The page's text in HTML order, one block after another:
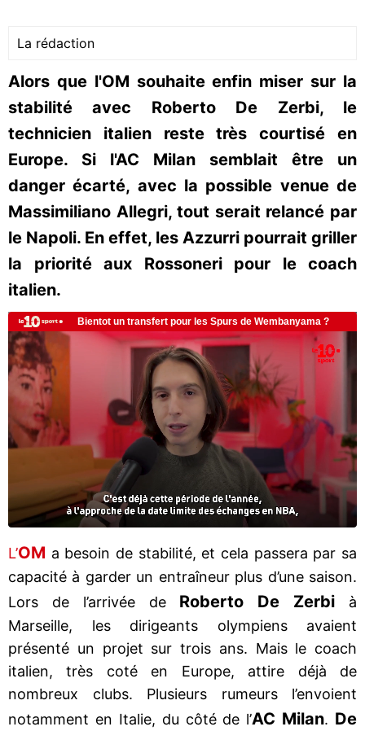
La rédaction
Alors que l'OM souhaite enfin miser sur la
stabilité avec Roberto De Zerbi, le
technicien italien reste très courtisé en
Europe. Si l'AC Milan semblait être un
danger écarté, avec la possible venue de
Massimiliano Allegri, tout serait relancé par
le Napoli. En effet, les Azzurri pourrait griller
la priorité aux Rossoneri pour le coach
italien.
L’OM a besoin de stabilité, et cela passera par sa
capacité à garder un entraîneur plus d’une saison.
Lors de l’arrivée de Roberto De Zerbi à
Marseille, les dirigeants olympiens avaient
présenté un projet sur trois ans. Mais le coach
italien, très coté en Europe, attire déjà de
nombreux clubs. Plusieurs rumeurs l’envoient
notamment en Italie, du côté de l’AC Milan. De